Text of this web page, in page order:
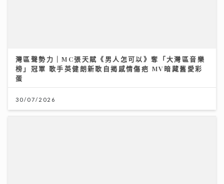
灣區聲勢力｜MC張天賦《男人怎可以》奪「大灣區音樂
榜」冠軍 歌手英健朗新歌自揭感情傷疤 MV暗藏舊愛彩
蛋
30/07/2026